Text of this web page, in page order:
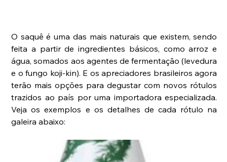
O saquê é uma das mais naturais que existem, sendo
feita a partir de ingredientes básicos, como arroz e
água, somados aos agentes de fermentação (levedura
e o fungo koji-kin). E os apreciadores brasileiros agora
terão mais opções para degustar com novos rótulos
trazidos ao país por uma importadora especializada.
Veja os exemplos e os detalhes de cada rótulo na
galeira abaixo: